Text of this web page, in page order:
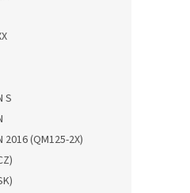
S
2016 (QM125-2X)